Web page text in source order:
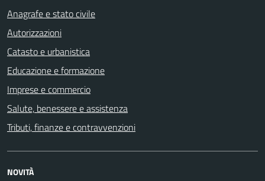
Anagrafe e stato civile
Autorizzazioni
Catasto e urbanistica
Educazione e formazione
Imprese e commercio
Salute, benessere e assistenza
Tributi, finanze e contravvenzioni
NOVITÀ